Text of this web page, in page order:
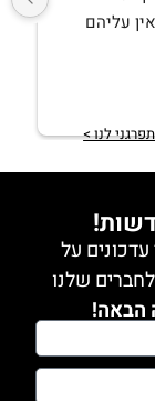
לנו >
על
שלנו
הבאה!